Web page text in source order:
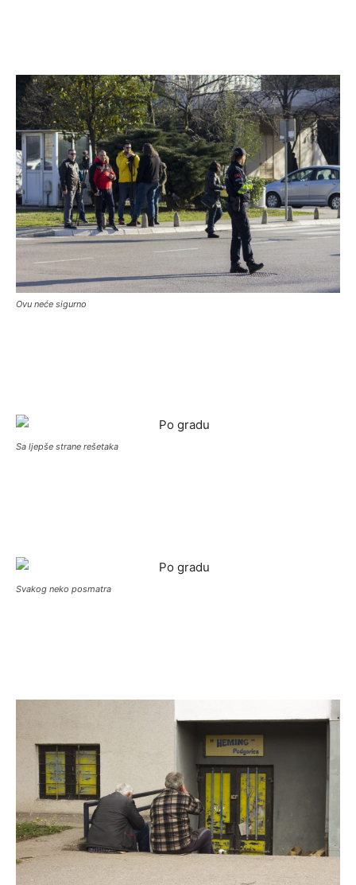
Ovu neće sigurno
Sa ljepše strane rešetaka
Svakog neko posmatra